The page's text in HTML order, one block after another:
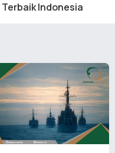
Indonesia